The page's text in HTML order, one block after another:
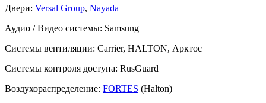
Двери: Versal Group, Nayada
Аудио / Видео системы: Samsung
Системы вентиляции: Carrier, HALTON, Арктос
Системы контроля доступа: RusGuard
Воздухораспределение: FORTES (Halton)